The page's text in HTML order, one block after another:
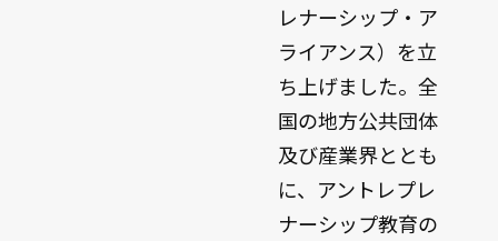
レナーシップ・ア
ライアンス）を立
ち上げました。全
国の地方公共団体
及び産業界ととも
に、アントレプレ
ナーシップ教育の